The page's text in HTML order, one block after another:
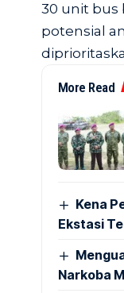
30 unit bus
potensial
More Read
Kena
Ekstasi
Narkoba